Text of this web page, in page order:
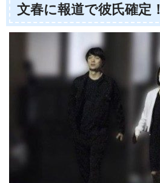
文春に報道で彼氏確定！